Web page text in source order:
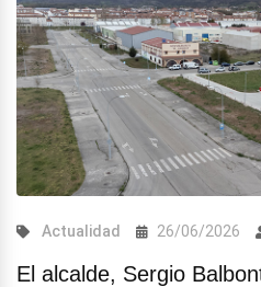
Actualidad 26/06/2026
El alcalde, Sergio